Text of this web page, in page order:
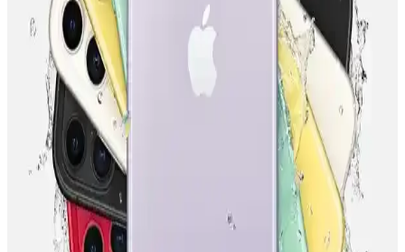
MediaMarkt, Türkiye'deki mağazalarında telefon taksit imkanları ve
çeşitli ödeme kolaylıklarıyla müşterilerine uygun alışveriş
seçenekleri sunuyor.
Tarifeye Ek Telefonlar: Esnek ve Çeşitli Mobil
Kullanım Seçenekleri
Tarifeye ek telefonlar, uygun fiyatlı modeller ve taksit imkanlarıyla
mobil kullanımda esneklik sunar. Operatör kampanyalarıyla
erişilebilir ve çeşitli seçenekler mevcuttur.
Kurumsal Kartlar ve Taksit İmkanlarıyla İş
Dünyasında Finansal Esneklik Sağlama